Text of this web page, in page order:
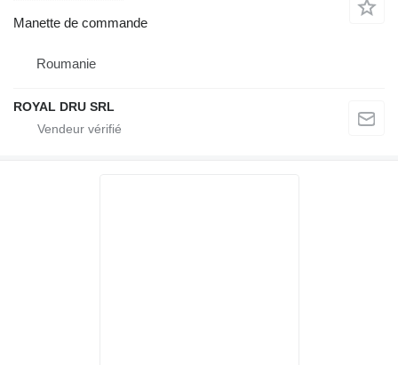
Manette de commande
Roumanie
ROYAL DRU SRL